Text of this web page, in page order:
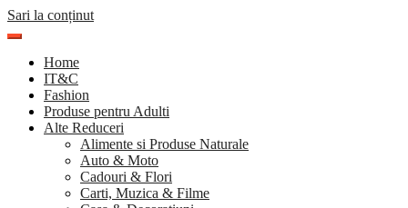
Sari la conținut
Home
IT&C
Fashion
Produse pentru Adulti
Alte Reduceri
Alimente si Produse Naturale
Auto & Moto
Cadouri & Flori
Carti, Muzica & Filme